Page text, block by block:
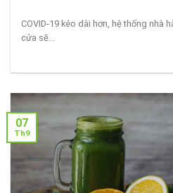
COVID-19 kéo dài hơn, hệ thống nhà
cửa sẽ...
07
Th9